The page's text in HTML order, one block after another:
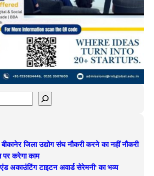
बीकानेर जिला उद्योग संघ नौकरी करने का नहीं नौकरी
पर करेगा काम
अकाउंटिंग टाइटन अवार्ड सेरेमनी’ का भव्य